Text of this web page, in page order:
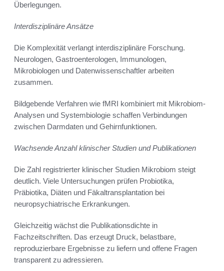
Überlegungen.
Interdisziplinäre Ansätze
Die Komplexität verlangt interdisziplinäre Forschung.
Neurologen, Gastroenterologen, Immunologen,
Mikrobiologen und Datenwissenschaftler arbeiten
zusammen.
Bildgebende Verfahren wie fMRI kombiniert mit Mikrobiom-
Analysen und Systembiologie schaffen Verbindungen
zwischen Darmdaten und Gehirnfunktionen.
Wachsende Anzahl klinischer Studien und Publikationen
Die Zahl registrierter klinischer Studien Mikrobiom steigt
deutlich. Viele Untersuchungen prüfen Probiotika,
Präbiotika, Diäten und Fäkaltransplantation bei
neuropsychiatrische Erkrankungen.
Gleichzeitig wächst die Publikationsdichte in
Fachzeitschriften. Das erzeugt Druck, belastbare,
reproduzierbare Ergebnisse zu liefern und offene Fragen
transparent zu adressieren.